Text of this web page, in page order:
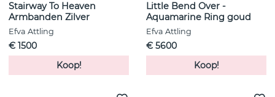
Stairway To Heaven
Armbanden Zilver
Efva Attling
€ 1500
Koop!
Little Bend Over -
Aquamarine Ring goud
Efva Attling
€ 5600
Koop!